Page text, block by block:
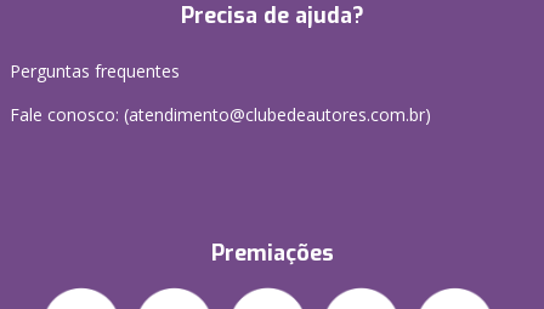
Precisa de ajuda?
Perguntas frequentes
Fale conosco: (atendimento@clubedeautores.com.br)
Premiações